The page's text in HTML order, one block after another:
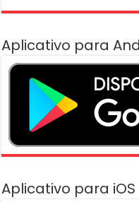
Aplicativo para
Aplicativo para iOS